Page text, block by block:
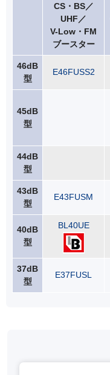
CS・BS／
UHF／
V-Low・FM
ブースター
46dB
型
E46FUSS2
45dB
型
44dB
型
43dB
型
E43FUSM
40dB
型
BL40UE
37dB
型
E37FUSL